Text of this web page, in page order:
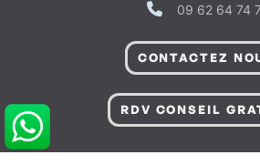
09 62 64 74
CONTACTEZ
RDV CONSEIL